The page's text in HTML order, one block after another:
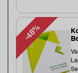
-48%